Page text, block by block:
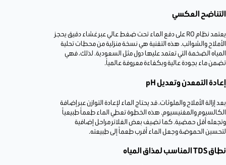
التناضح العكسي
يعتمد نظام RO على دفع الماء تحت ضغط عالي عبر غشاء دقيق يحجز
الأملاح والشوائب. هذه التقنية هي نسخة منزلية من محطات تحلية
المياه الضخمة التي تعتمد عليها دول مثل السعودية. لذلك، فهي
تضمن ماء بجودة عالية وبكفاءة معروفة عالمياً.
إعادة التمعدن وتعديل pH
بعد إزالة الأملاح والملوثات، قد يحتاج الماء لإعادة التوازن عبر إضافة
الكالسيوم والمغنيسيوم. هذه الخطوة تعطي الماء طعماً طبيعياً
وتجعله أقل حمضية. كما تضيف بعض الفلاتر مراحل إضافية
لتحسين الحموضة وجعل الماء أقرب طعماً إلى طبيعته.
نطاق TDS المناسب لمذاق المياه